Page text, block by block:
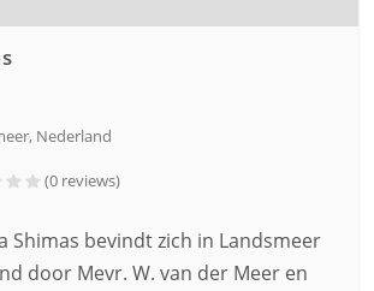
Nederland
(0 reviews)
Shimas bevindt zich in Landsmeer
door Mevr. W. van der Meer en